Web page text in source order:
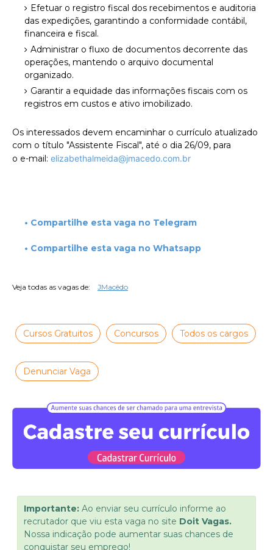
Efetuar o registro fiscal dos recebimentos e auditoria
das expedições, garantindo a conformidade contábil,
financeira e fiscal.
Administrar o fluxo de documentos decorrente das
operações, mantendo o arquivo documental
organizado.
Garantir a equidade das informações fiscais com os
registros em custos e ativo imobilizado.
Os interessados devem encaminhar o currículo atualizado
com o título "Assistente Fiscal", até o dia 26/09, para
o e-mail: elizabethalmeida@jmacedo.com.br
• Compartilhe esta vaga no Telegram
• Compartilhe esta vaga no Whatsapp
Veja todas as vagas de: JMacêdo
Cursos Gratuitos Concursos Todos os cargos
Denunciar Vaga
Importante: Ao enviar seu currículo informe ao
recrutador que viu esta vaga no site Doit Vagas.
Nossa indicação pode aumentar suas chances de
conquistar seu emprego!